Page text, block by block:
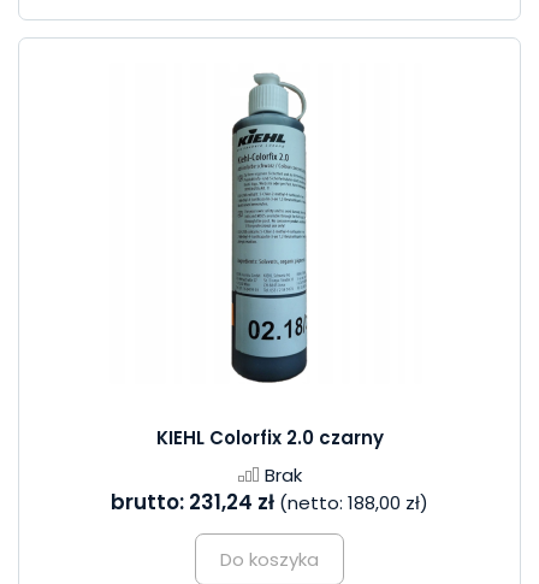
KIEHL Colorfix 2.0 czarny
Brak
brutto: 231,24 zł (netto: 188,00 zł)
Do koszyka